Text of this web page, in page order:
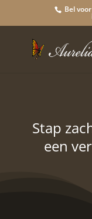
Bel
Stap
een